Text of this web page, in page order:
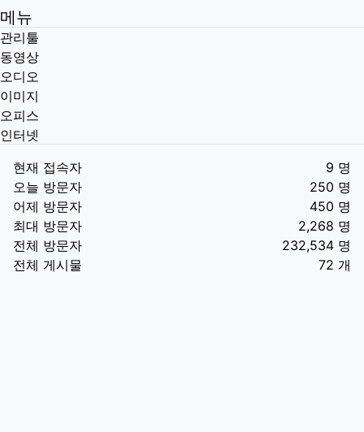
메뉴
관리툴
동영상
오디오
이미지
오피스
인터넷
현재 접속자
9 명
오늘 방문자
250 명
어제 방문자
450 명
최대 방문자
2,268 명
전체 방문자
232,534 명
전체 게시물
72 개